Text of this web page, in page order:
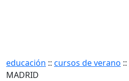
educación :: cursos de verano ::
MADRID